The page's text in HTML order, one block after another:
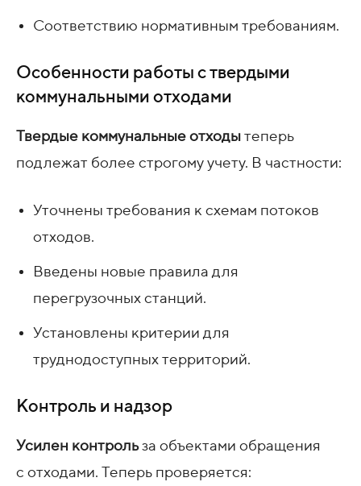
Соответствию нормативным требованиям.
Особенности работы с твердыми
коммунальными отходами
Твердые коммунальные отходы теперь
подлежат более строгому учету. В частности:
Уточнены требования к схемам потоков
отходов.
Введены новые правила для
перегрузочных станций.
Установлены критерии для
труднодоступных территорий.
Контроль и надзор
Усилен контрольза объектами обращения
с отходами. Теперь проверяется: